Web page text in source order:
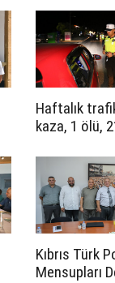
Haftalık
kaza, 1 ölü,
Kıbrıs Türk
Mensupları